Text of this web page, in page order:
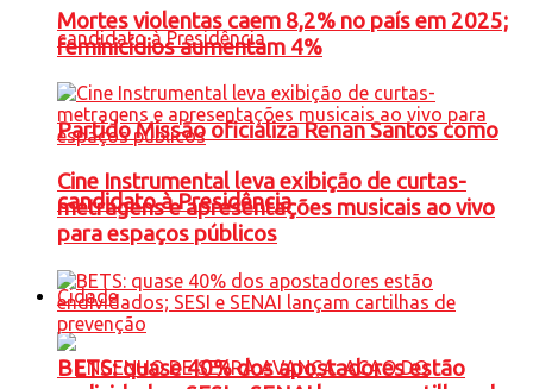
Partido Missão oficializa Renan Santos como
candidato à Presidência
Cidade
Mortes violentas caem 8,2% no país em 2025;
feminicídios aumentam 4%
Cine Instrumental leva exibição de curtas-
metragens e apresentações musicais ao vivo
para espaços públicos
BETS: quase 40% dos apostadores estão